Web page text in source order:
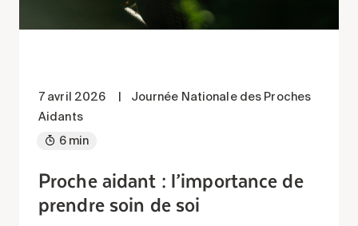
7 avril 2026
Journée Nationale des Proches
Aidants
6 min
Proche aidant : l’importance de
prendre soin de soi